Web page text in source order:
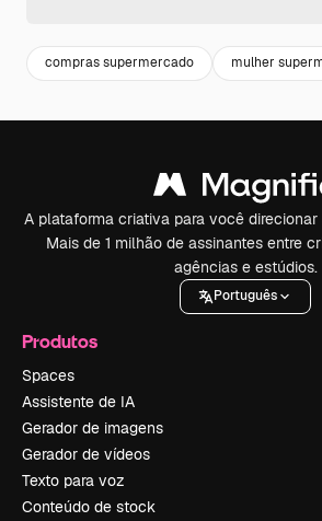
compras supermercado mulher
A plataforma criativa para você
Mais de 1 milhão de assinantes entre
agências e estúdios.
Português
Produtos
Spaces
Assistente de IA
Gerador de imagens
Gerador de vídeos
Texto para voz
Conteúdo de stock